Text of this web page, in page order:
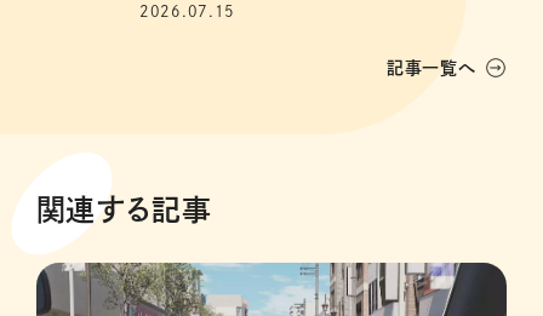
2026.07.15
記事一覧へ
関連する記事